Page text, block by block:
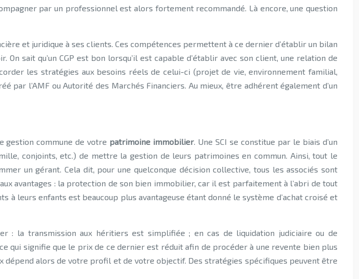
par un professionnel est alors fortement recommandé. Là encore, une question
et juridique à ses clients. Ces compétences permettent à ce dernier d’établir un bilan
sait qu’un CGP est bon lorsqu’il est capable d’établir avec son client, une relation de
les stratégies aux besoins réels de celui-ci (projet de vie, environnement familial,
l’AMF ou Autorité des Marchés Financiers. Au mieux, être adhérent également d’un
gestion commune de votre patrimoine immobilier. Une SCI se constitue par le biais d’un
conjoints, etc.) de mettre la gestion de leurs patrimoines en commun. Ainsi, tout le
un gérant. Cela dit, pour une quelconque décision collective, tous les associés sont
avantages : la protection de son bien immobilier, car il est parfaitement à l’abri de tout
à leurs enfants est beaucoup plus avantageuse étant donné le système d’achat croisé et
: la transmission aux héritiers est simplifiée ; en cas de liquidation judiciaire ou de
qui signifie que le prix de ce dernier est réduit afin de procéder à une revente bien plus
dépend alors de votre profil et de votre objectif. Des stratégies spécifiques peuvent être